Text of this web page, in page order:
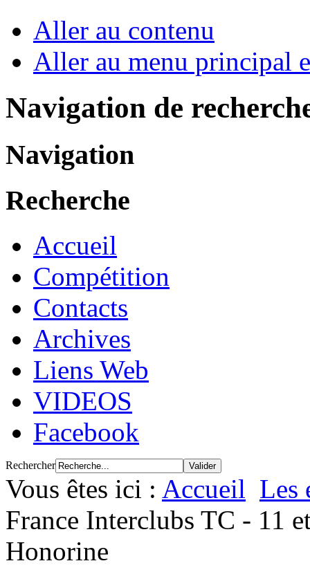
Aller au contenu
Aller au menu principal
Navigation de
Navigation
Recherche
Accueil
Compétition
Contacts
Archives
Liens Web
VIDEOS
Facebook
Rechercher
Vous êtes ici : Accueil Les
France Interclubs TC - 11
Honorine